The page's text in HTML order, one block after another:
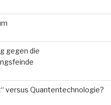
gegen die
versus Quantentechnologie?